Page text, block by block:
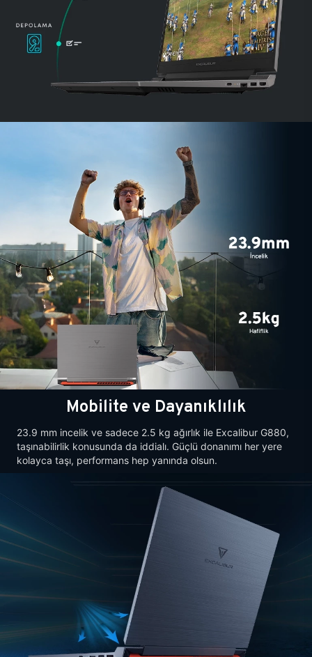
Mobilite ve Dayanıklılık
23.9 mm incelik ve sadece 2.5 kg ağırlık ile Excalibur G880,
taşınabilirlik konusunda da iddialı. Güçlü donanımı her yere
kolayca taşı, performans hep yanında olsun.